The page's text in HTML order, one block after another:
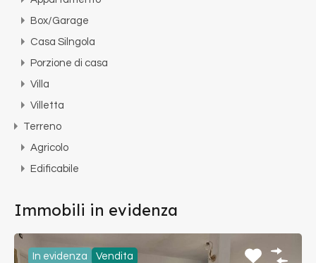
Box/Garage
Casa Silngola
Porzione di casa
Villa
Villetta
Terreno
Agricolo
Edificabile
Immobili in evidenza
In evidenza Vendita